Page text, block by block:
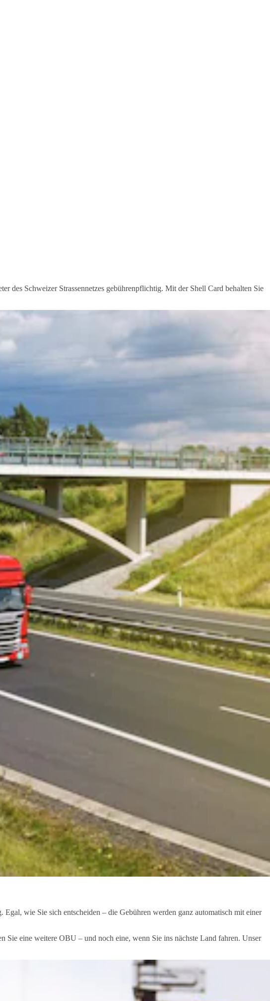
des Schweizer Strassennetzes gebührenpflichtig. Mit der Shell Card behalten Sie
wie Sie sich entscheiden – die Gebühren werden ganz automatisch mit einer
eine weitere OBU – und noch eine, wenn Sie ins nächste Land fahren. Unser